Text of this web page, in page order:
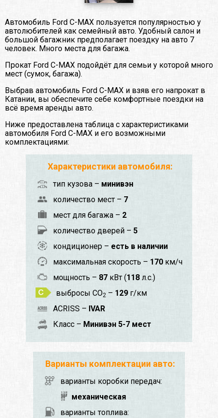
Автомобиль Ford C-MAX пользуется популярностью у
автолюбителей как семейный авто. Удобный салон и
большой багажник предполагает поездку на авто 7
человек. Много места для багажа.
Прокат Ford C-MAX подойдёт для семьи у которой много
мест (сумок, багажа).
Выбрав автомобиль Ford C-MAX и взяв его напрокат в
Катании, вы обеспечите себе комфортные поездки на
всё время аренды авто.
Ниже предоставлена таблица с характеристиками
автомобиля Ford C-MAX и его возможными
комплектациями:
Характеристики автомобиля:
тип кузова – минивэн
количество мест – 7
мест для багажа – 2
количество дверей – 5
кондиционер – есть в наличии
максимальная скорость – 170 км/ч
мощность – 87 кВт (118 л.с.)
выбросы CO2 – 129 г/км
ACRISS – IVAR
Класс – Минивэн 5-7 мест
Варианты комплектации авто:
варианты коробки передач:
механическая
варианты топлива: